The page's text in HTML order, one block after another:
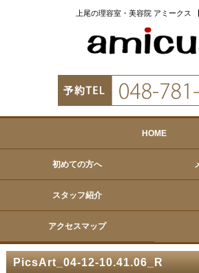
上尾の理容室・美容院 アミークス
HOME
初めての方へ
スタッフ紹介
アクセスマップ
PicsArt_04-12-10.41.06_R